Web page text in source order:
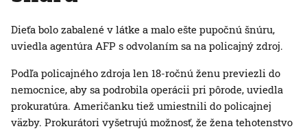
Dieťa bolo zabalené v látke a malo ešte pupočnú šnúru,
uviedla agentúra AFP s odvolaním sa na policajný zdroj.
Podľa policajného zdroja len 18-ročnú ženu previezli do
nemocnice, aby sa podrobila operácii pri pôrode, uviedla
prokuratúra. Američanku tiež umiestnili do policajnej
väzby. Prokurátori vyšetrujú možnosť, že žena tehotenstvo